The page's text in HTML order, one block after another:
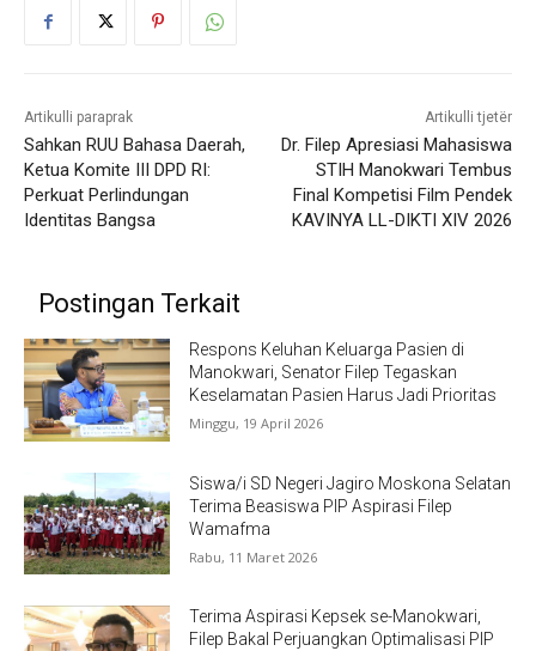
Artikulli paraprak
Sahkan RUU Bahasa Daerah,
Ketua Komite III DPD RI:
Perkuat Perlindungan
Identitas Bangsa
Artikulli tjetër
Dr. Filep Apresiasi Mahasiswa
STIH Manokwari Tembus
Final Kompetisi Film Pendek
KAVINYA LL-DIKTI XIV 2026
Postingan Terkait
Respons Keluhan Keluarga Pasien di
Manokwari, Senator Filep Tegaskan
Keselamatan Pasien Harus Jadi Prioritas
Minggu, 19 April 2026
Siswa/i SD Negeri Jagiro Moskona Selatan
Terima Beasiswa PIP Aspirasi Filep
Wamafma
Rabu, 11 Maret 2026
Terima Aspirasi Kepsek se-Manokwari,
Filep Bakal Perjuangkan Optimalisasi PIP